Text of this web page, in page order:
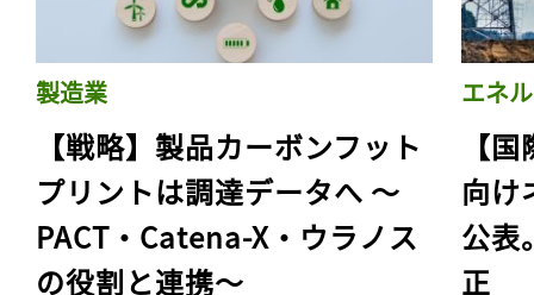
製造業
【戦略】製品カーボンフット
プリントは調達データへ 〜
PACT・Catena-X・ウラノス
の役割と連携〜
エネ
【
向け
公表
正